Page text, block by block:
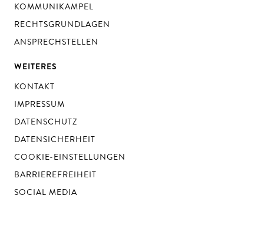
KOMMUNIKAMPEL
RECHTSGRUNDLAGEN
ANSPRECHSTELLEN
WEITERES
KONTAKT
IMPRESSUM
DATENSCHUTZ
DATENSICHERHEIT
COOKIE-EINSTELLUNGEN
BARRIEREFREIHEIT
SOCIAL MEDIA